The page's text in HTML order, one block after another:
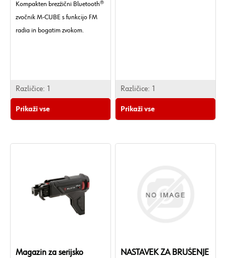
Kompakten brezžični Bluetooth®
zvočnik M-CUBE s funkcijo FM
radia in bogatim zvokom.
Različice: 1
Prikaži vse
Različice: 1
Prikaži vse
Magazin za serijsko
NASTAVEK ZA BRUŠENJE